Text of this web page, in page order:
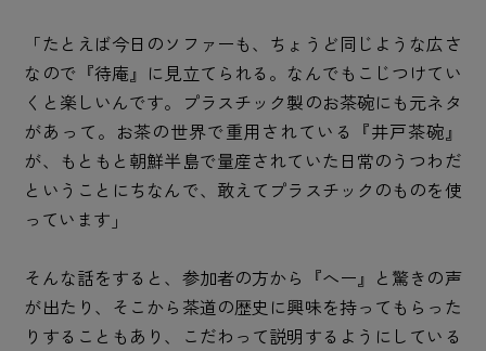
「たとえば今日のソファーも、ちょうど同じような広さ
なので『待庵』に見立てられる。なんでもこじつけてい
くと楽しいんです。プラスチック製のお茶碗にも元ネタ
があって。お茶の世界で重用されている『井戸茶碗』
が、もともと朝鮮半島で量産されていた日常のうつわだ
ということにちなんで、敢えてプラスチックのものを使
っています」
そんな話をすると、参加者の方から『へー』と驚きの声
が出たり、そこから茶道の歴史に興味を持ってもらった
りすることもあり、こだわって説明するようにしている